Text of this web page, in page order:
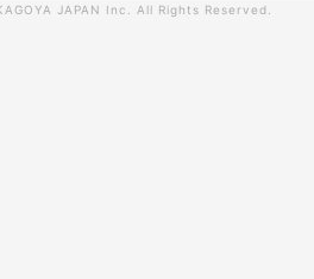
JAPAN Inc. All Rights Reserved.